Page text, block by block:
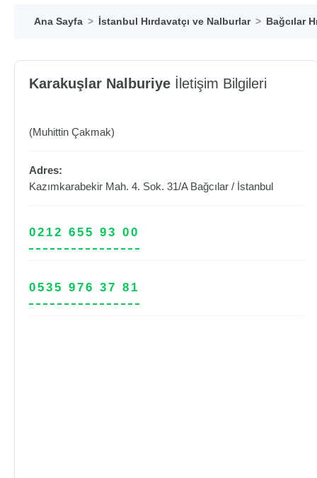
Ana Sayfa İstanbul Hırdavatçı ve Nalburlar Bağcılar
Karakuşlar Nalburiye İletişim Bilgileri
(Muhittin Çakmak)
Adres:
Kazımkarabekir Mah. 4. Sok. 31/A Bağcılar / İstanbul
0212 655 93 00
0535 976 37 81